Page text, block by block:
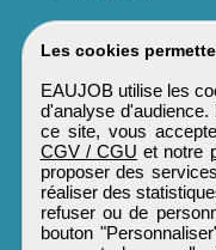
Les cookies
EAUJOB utilise les
d'analyse
ce site, vous
CGV / CGU et notre
proposer des
réaliser des
refuser ou de
bouton